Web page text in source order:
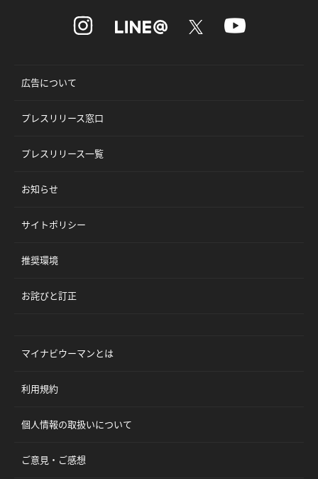
広告について
プレスリリース窓口
プレスリリース一覧
お知らせ
サイトポリシー
推奨環境
お詫びと訂正
マイナビウーマンとは
利用規約
個人情報の取扱いについて
ご意見・ご感想